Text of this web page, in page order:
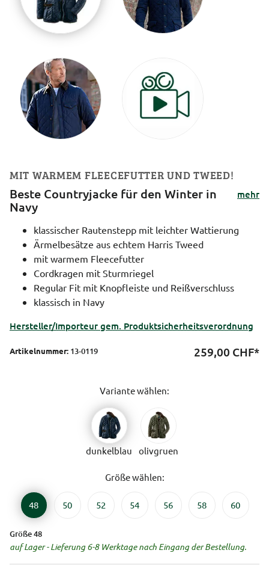
MIT WARMEM FLEECEFUTTER UND TWEED!
Beste Countryjacke für den Winter in
Navy
mehr
klassischer Rautenstepp mit leichter Wattierung
Ärmelbesätze aus echtem Harris Tweed
mit warmem Fleecefutter
Cordkragen mit Sturmriegel
Regular Fit mit Knopfleiste und Reißverschluss
klassisch in Navy
Hersteller/Importeur gem. Produktsicherheitsverordnung
Artikelnummer: 13-0119 259,00 CHF*
Variante wählen:
dunkelblau olivgruen
Größe wählen:
48 50 52 54 56 58 60
Größe 48
auf Lager - Lieferung 6-8 Werktage nach Eingang der Bestellung.